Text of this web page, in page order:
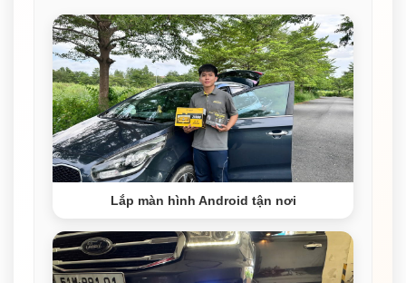
Lắp màn hình Android tận nơi